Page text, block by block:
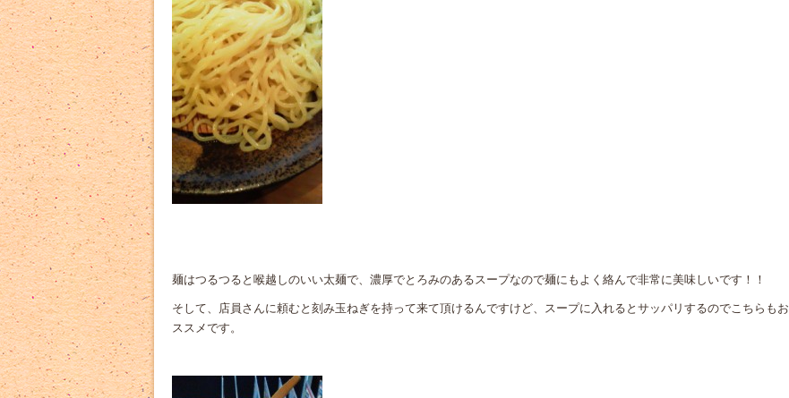
麺はつるつると喉越しのいい太麺で、濃厚でとろみのあるスープなので麺にもよく絡んで非常に美味しいです！！
そして、店員さんに頼むと刻み玉ねぎを持って来て頂けるんですけど、スープに入れるとサッパリするのでこちらもお
ススメです。